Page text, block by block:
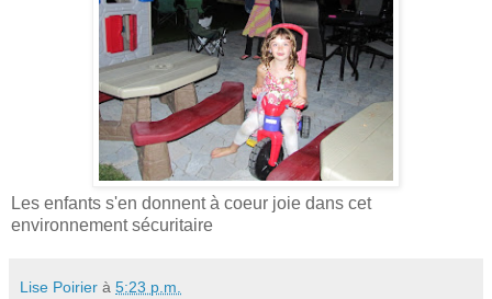
Les enfants s'en donnent à coeur joie dans cet
environnement sécuritaire
Lise Poirier à 5:23 p.m.